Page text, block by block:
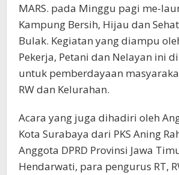
MARS. pada Minggu pagi me-
Kampung Bersih, Hijau dan
Bulak. Kegiatan yang diampu
Pekerja, Petani dan Nelayan ini
untuk pemberdayaan
RW dan Kelurahan.
Acara yang juga dihadiri oleh
Kota Surabaya dari PKS Aning
Anggota DPRD Provinsi Jawa
Hendarwati, para pengurus RT,